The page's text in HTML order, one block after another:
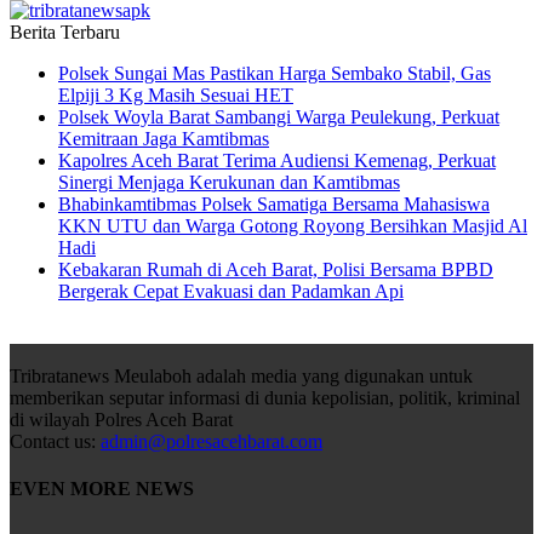
Berita Terbaru
Polsek Sungai Mas Pastikan Harga Sembako Stabil, Gas
Elpiji 3 Kg Masih Sesuai HET
Polsek Woyla Barat Sambangi Warga Peulekung, Perkuat
Kemitraan Jaga Kamtibmas
Kapolres Aceh Barat Terima Audiensi Kemenag, Perkuat
Sinergi Menjaga Kerukunan dan Kamtibmas
Bhabinkamtibmas Polsek Samatiga Bersama Mahasiswa
KKN UTU dan Warga Gotong Royong Bersihkan Masjid Al
Hadi
Kebakaran Rumah di Aceh Barat, Polisi Bersama BPBD
Bergerak Cepat Evakuasi dan Padamkan Api
Tribratanews Meulaboh adalah media yang digunakan untuk
memberikan seputar informasi di dunia kepolisian, politik, kriminal
di wilayah Polres Aceh Barat
Contact us: admin@polresacehbarat.com
EVEN MORE NEWS